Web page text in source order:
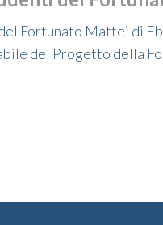
Fortunato Mattei di
del Progetto della